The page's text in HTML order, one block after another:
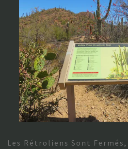
Les Rétroliens Sont Fermés,